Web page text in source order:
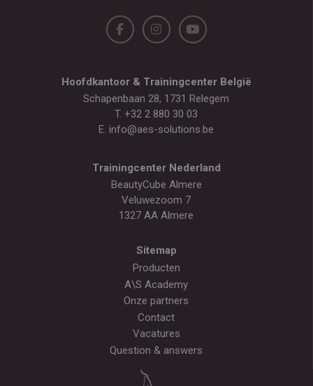
Hoofdkantoor & Trainingcenter België
Schapenbaan 28, 1731 Relegem
T. +32 2 880 30 03
E. info@aes-solutions.be
Trainingcenter Nederland
BeautyCube Almere
Veluwezoom 7
1327 AA Almere
Sitemap
Producten
A\S Academy
Onze partners
Contact
Vacatures
Question & answers